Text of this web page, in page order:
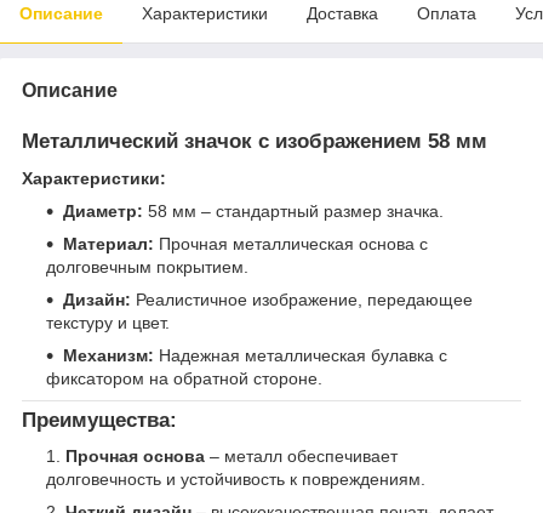
Описание Характеристики Доставка Оплата
Описание
Металлический значок с изображением 58 мм
Характеристики:
Диаметр: 58 мм – стандартный размер значка.
Материал: Прочная металлическая основа с
долговечным покрытием.
Дизайн: Реалистичное изображение, передающее
текстуру и цвет.
Механизм: Надежная металлическая булавка с
фиксатором на обратной стороне.
Преимущества:
Прочная основа – металл обеспечивает
долговечность и устойчивость к повреждениям.